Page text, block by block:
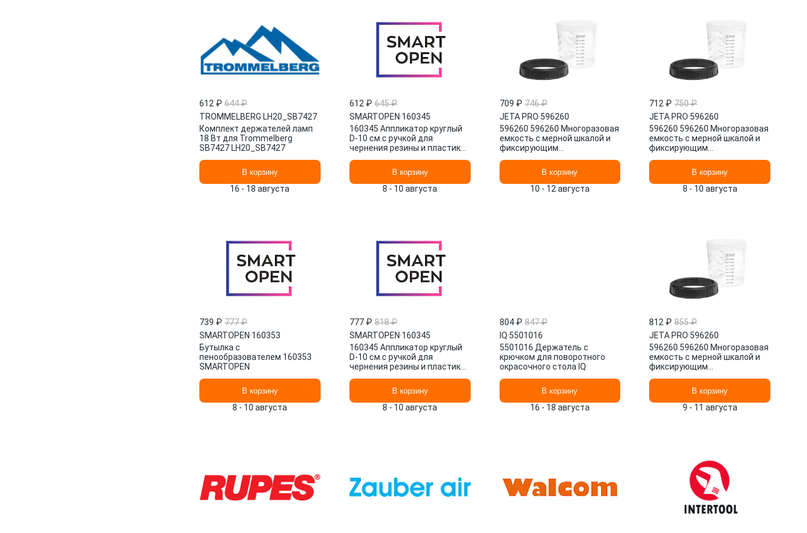
612 ₽ 644 ₽
TROMMELBERG·LH20_SB7427
Комплект держателей ламп
18 Вт для Trommelberg
SB7427 LH20_SB7427
В корзину
16 - 18 августа
612 ₽ 645 ₽
SMARTOPEN·160345
160345 Аппликатор круглый
D-10 см.с ручкой для
чернения резины и пластика
SMARTOPENВ корзину
8 - 10 августа
709 ₽ 746 ₽
JETA PRO·596260
596260 596260 Многоразовая
емкость с мерной шкалой и
фиксирующим
В корзину
10 - 12 августа
712 ₽ 750 ₽
JETA PRO·596260
596260 596260 Многоразовая
емкость с мерной шкалой и
фиксирующим
В корзину
8 - 10 августа
739 ₽ 777 ₽
SMARTOPEN·160353
Бутылка с
пенообразователем 160353
SMARTOPEN
В корзину
8 - 10 августа
777 ₽ 818 ₽
SMARTOPEN·160345
160345 Аппликатор круглый
D-10 см.с ручкой для
чернения резины и пластика
SMARTOPENВ корзину
8 - 10 августа
804 ₽ 847 ₽
IQ·5501016
5501016 Держатель с
крючком для поворотного
окрасочного стола IQ
В корзину
16 - 18 августа
812 ₽ 855 ₽
JETA PRO·596260
596260 596260 Многоразовая
емкость с мерной шкалой и
фиксирующим
В корзину
9 - 11 августа